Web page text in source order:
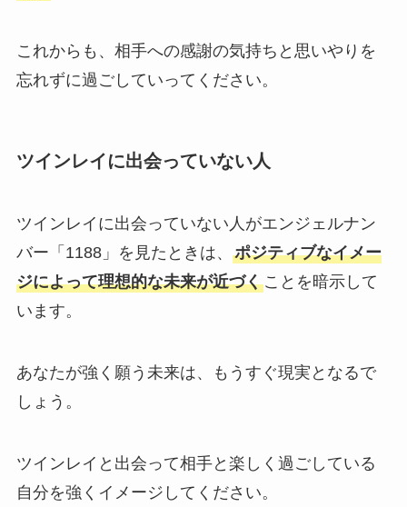
これからも、相手への感謝の気持ちと思いやりを
忘れずに過ごしていってください。
ツインレイに出会っていない人
ツインレイに出会っていない人がエンジェルナン
バー「1188」を見たときは、 ポジティブなイメー
ジによって理想的な未来が近づくことを暗示して
います。
あなたが強く願う未来は、もうすぐ現実となるで
しょう。
ツインレイと出会って相手と楽しく過ごしている
自分を強くイメージしてください。